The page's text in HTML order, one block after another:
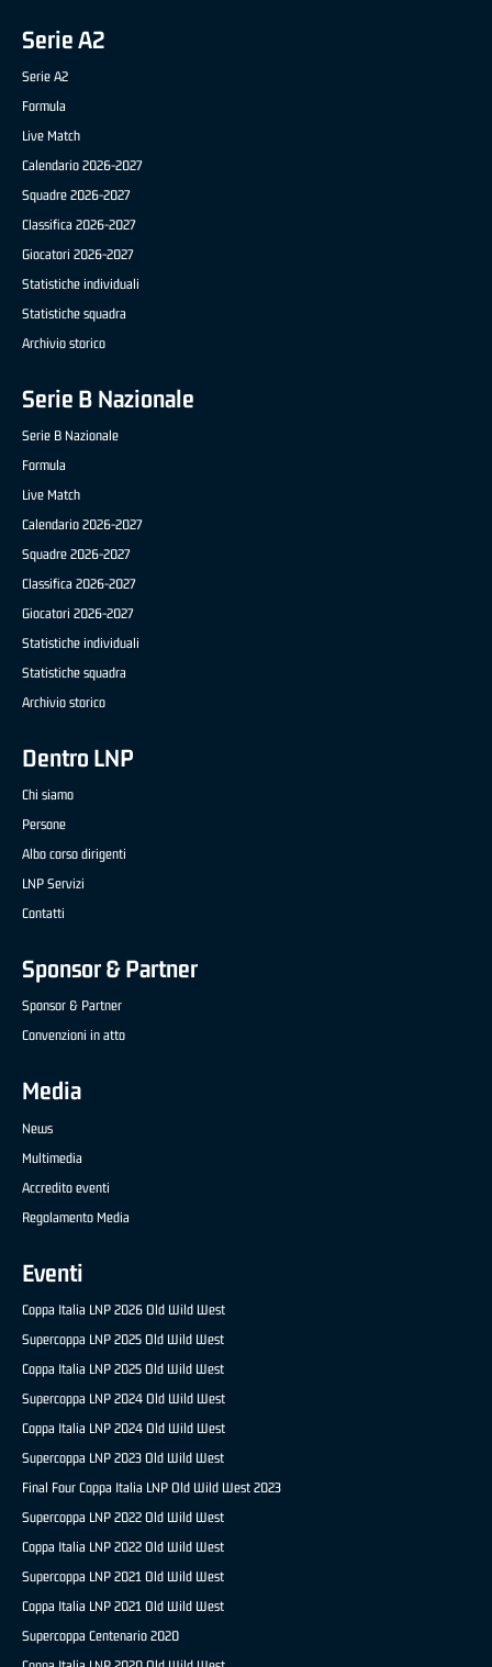
Serie A2
Serie A2
Formula
Live Match
Calendario 2026-2027
Squadre 2026-2027
Classifica 2026-2027
Giocatori 2026-2027
Statistiche individuali
Statistiche squadra
Archivio storico
Serie B Nazionale
Serie B Nazionale
Formula
Live Match
Calendario 2026-2027
Squadre 2026-2027
Classifica 2026-2027
Giocatori 2026-2027
Statistiche individuali
Statistiche squadra
Archivio storico
Dentro LNP
Chi siamo
Persone
Albo corso dirigenti
LNP Servizi
Contatti
Sponsor & Partner
Sponsor & Partner
Convenzioni in atto
Media
News
Multimedia
Accredito eventi
Regolamento Media
Eventi
Coppa Italia LNP 2026 Old Wild West
Supercoppa LNP 2025 Old Wild West
Coppa Italia LNP 2025 Old Wild West
Supercoppa LNP 2024 Old Wild West
Coppa Italia LNP 2024 Old Wild West
Supercoppa LNP 2023 Old Wild West
Final Four Coppa Italia LNP Old Wild West 2023
Supercoppa LNP 2022 Old Wild West
Coppa Italia LNP 2022 Old Wild West
Supercoppa LNP 2021 Old Wild West
Coppa Italia LNP 2021 Old Wild West
Supercoppa Centenario 2020